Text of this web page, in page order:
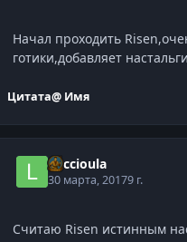
Начал проходить
готики,добавляет
Цитата@ Имя
Luccioula
30 марта, 20179 г.
Cчитаю Risen истинным